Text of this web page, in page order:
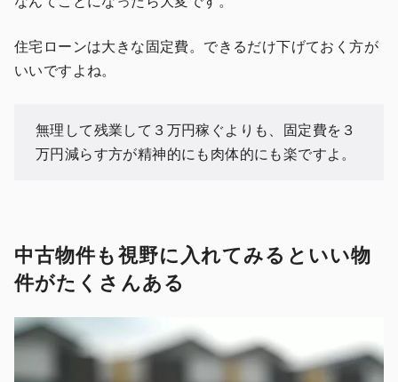
住宅ローンは大きな固定費。できるだけ下げておく方が
いいですよね。
無理して残業して３万円稼ぐよりも、固定費を３
万円減らす方が精神的にも肉体的にも楽ですよ。
中古物件も視野に入れてみるといい物
件がたくさんある